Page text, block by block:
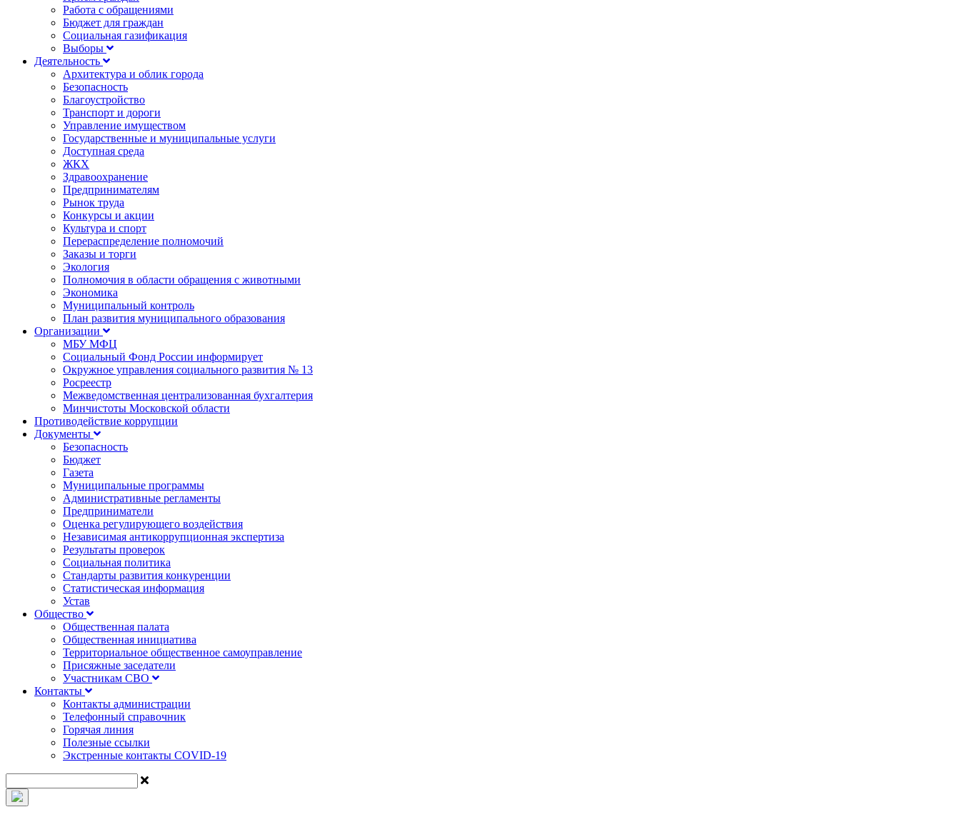
Работа с обращениями
Бюджет для граждан
Социальная газификация
Выборы
Деятельность
Архитектура и облик города
Безопасность
Благоустройство
Транспорт и дороги
Управление имуществом
Государственные и муниципальные услуги
Доступная среда
ЖКХ
Здравоохранение
Предпринимателям
Рынок труда
Конкурсы и акции
Культура и спорт
Перераспределение полномочий
Заказы и торги
Экология
Полномочия в области обращения с животными
Экономика
Муниципальный контроль
План развития муниципального образования
Организации
МБУ МФЦ
Социальный Фонд России информирует
Окружное управления социального развития № 13
Росреестр
Межведомственная централизованная бухгалтерия
Минчистоты Московской области
Противодействие коррупции
Документы
Безопасность
Бюджет
Газета
Муниципальные программы
Административные регламенты
Предприниматели
Оценка регулирующего воздействия
Независимая антикоррупционная экспертиза
Результаты проверок
Социальная политика
Стандарты развития конкуренции
Статистическая информация
Устав
Общество
Общественная палата
Общественная инициатива
Территориальное общественное самоуправление
Присяжные заседатели
Участникам СВО
Контакты
Контакты администрации
Телефонный справочник
Горячая линия
Полезные ссылки
Экстренные контакты COVID-19